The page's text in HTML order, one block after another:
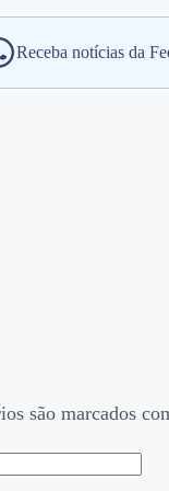
Receba notícias da
são marcados